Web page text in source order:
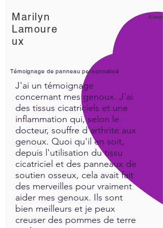
Deeper levels of sleep
Balanced brainwaves
Calmer state of being
Package includes:
1 room (8 2-inch Gold
Holograms), 1 bed frame (4 1-
inch Gold Holograms).
Placement explained within
the descriptive diagram.
FREE SHIPPING ON ALL US
ORDERS
Marilyn
Lamoure
ux
Aimer!
Témoignage de panneau personnalisé
J'ai un témoignage
concernant mes genoux. J'ai
des tissus cicatriciels et une
inflammation qui, selon le
docteur, souffre d'arthrite aux
genoux. Quoi qu'il en soit,
depuis l'utilisation du tissu
cicatriciel et des panneaux de
soutien osseux, cela avait fait
des merveilles pour vraiment
aider mes genoux. Ils sont
bien meilleurs et je peux
creuser des pommes de terre